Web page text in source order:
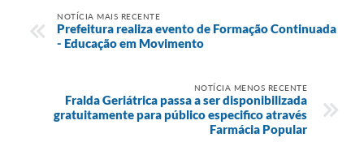
NOTÍCIA MAIS RECENTE
Prefeitura realiza evento de Formação Continuada
- Educação em Movimento
NOTÍCIA MENOS RECENTE
Fralda Geriátrica passa a ser disponibilizada
gratuitamente para público especifico através
Farmácia Popular